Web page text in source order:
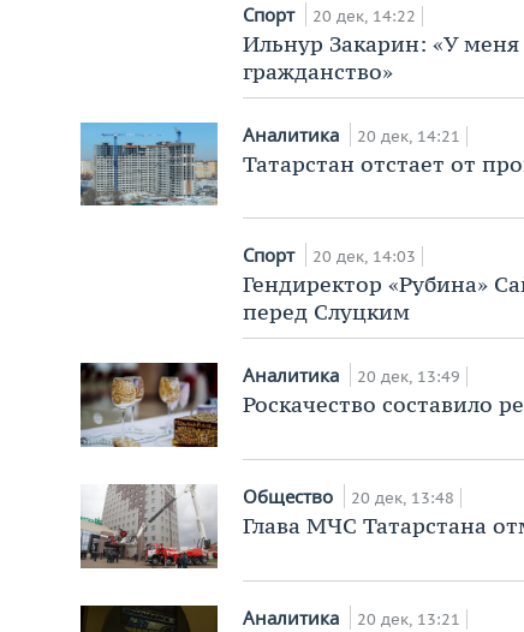
Спорт 20 дек, 14:22
Ильнур Закарин: «У
гражданство»
Аналитика 20 дек, 14:21
Татарстан отстает от
Спорт 20 дек, 14:03
Гендиректор «Рубина»
перед Слуцким
Аналитика 20 дек, 13:49
Роскачество составило
Общество 20 дек, 13:48
Глава МЧС Татарстана
Аналитика 20 дек, 13:21